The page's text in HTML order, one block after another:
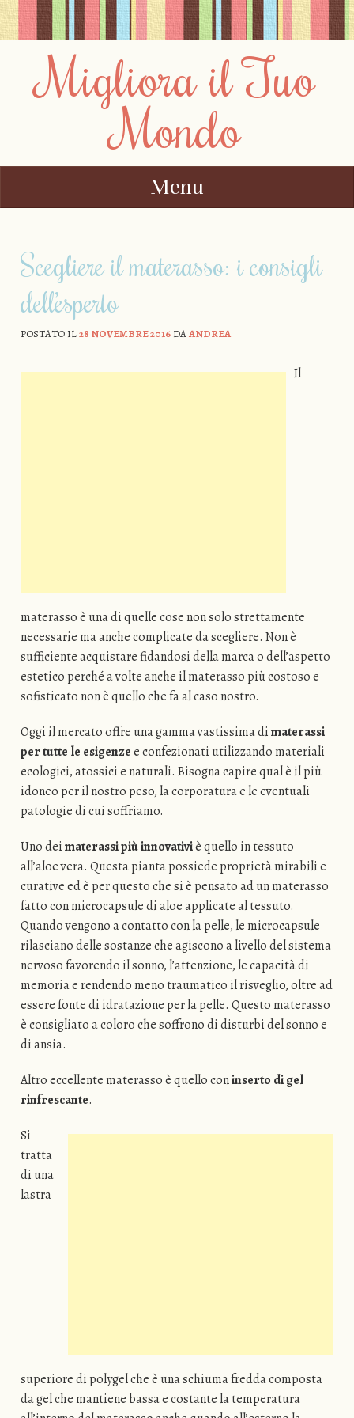
Migliora il Tuo
Mondo
Menu
Scegliere il materasso: i consigli
dell’esperto
POSTATO IL28 NOVEMBRE 2016DAANDREA
Il
materasso è una di quelle cose non solo strettamente
necessarie ma anche complicate da scegliere. Non è
sufficiente acquistare fidandosi della marca o dell’aspetto
estetico perché a volte anche il materasso più costoso e
sofisticato non è quello che fa al caso nostro.
Oggi il mercato offre una gamma vastissima dimaterassi
per tutte le esigenzee confezionati utilizzando materiali
ecologici, atossici e naturali. Bisogna capire qual è il più
idoneo per il nostro peso, la corporatura e le eventuali
patologie di cui soffriamo.
Uno deimaterassi più innovativiè quello in tessuto
all’aloe vera. Questa pianta possiede proprietà mirabili e
curative ed è per questo che si è pensato ad un materasso
fatto con microcapsule di aloe applicate al tessuto.
Quando vengono a contatto con la pelle, le microcapsule
rilasciano delle sostanze che agiscono a livello del sistema
nervoso favorendo il sonno, l’attenzione, le capacità di
memoria e rendendo meno traumatico il risveglio, oltre ad
essere fonte di idratazione per la pelle. Questo materasso
è consigliato a coloro che soffrono di disturbi del sonno e
di ansia.
Altro eccellente materasso è quello coninserto di gel
rinfrescante.
Si
tratta
di una
lastra
superiore di polygel che è una schiuma fredda composta
da gel che mantiene bassa e costante la temperatura